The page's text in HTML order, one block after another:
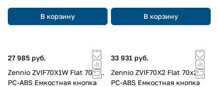
В корзину В корзину
27 985 руб.
Zennio ZVIF70X1W Flat 70 Х1.
PC-ABS Емкостная кнопка
33 931 руб.
Zennio ZVIF70X2 Flat 70х2.
PC-ABS Емкостная кнопка